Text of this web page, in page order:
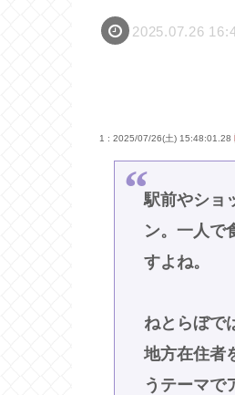
2025.07.26
1 : 2025/07/26(土) 15:48:01.28
駅前やショ
ン。一人で
すよね。
ねとらぼで
地方在住者
うテーマで